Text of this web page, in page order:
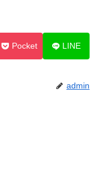
Pocket LINE
admin